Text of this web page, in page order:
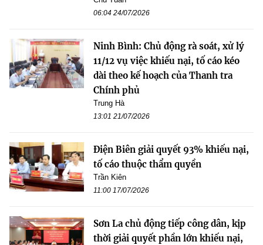
06:04 24/07/2026
Ninh Bình: Chủ động rà soát, xử lý
11/12 vụ việc khiếu nại, tố cáo kéo
dài theo kế hoạch của Thanh tra
Chính phủ
Trung Hà
13:01 21/07/2026
Điện Biên giải quyết 93% khiếu nại,
tố cáo thuộc thẩm quyền
Trần Kiên
11:00 17/07/2026
Sơn La chủ động tiếp công dân, kịp
thời giải quyết phần lớn khiếu nại,